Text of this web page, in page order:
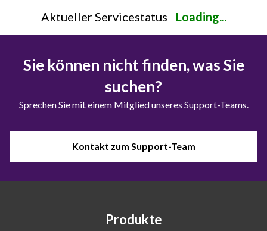
Aktueller Servicestatus Loading...
Sie können nicht finden, was Sie
suchen?
Sprechen Sie mit einem Mitglied unseres Support-Teams.
Kontakt zum Support-Team
Produkte